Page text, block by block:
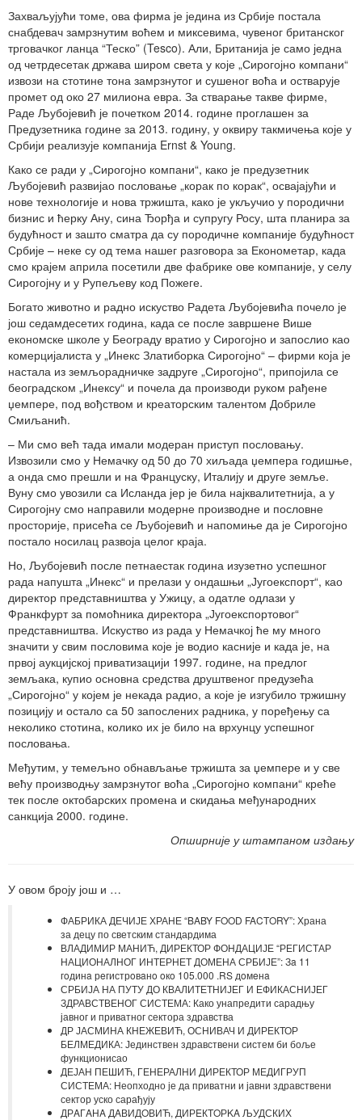
Захваљујући томе, ова фирма је једина из Србије постала
снабдевач замрзнутим воћем и миксевима, чувеног британског
трговачког ланца “Теско” (Tesco). Али, Британија је само једна
од четрдесетак држава широм света у које „Сирогојно компани“
извози на стотине тона замрзнутог и сушеног воћа и остварује
промет од око 27 милиона евра. За стварање такве фирме,
Раде Љубојевић је почетком 2014. године проглашен за
Предузетника године за 2013. годину, у оквиру такмичења које у
Србији реализује компанија Ernst & Young.
Како се ради у „Сирогојно компани“, како је предузетник
Љубојевић развијао пословање „корак по корак“, освајајући и
нове технологије и нова тржишта, како је укључио у породични
бизнис и ћерку Ану, сина Ђорђа и супругу Росу, шта планира за
будућност и зашто сматра да су породичне компаније будућност
Србије – неке су од тема нашег разговора за Економетар, када
смо крајем априла посетили две фабрике ове компаније, у селу
Сирогојну и у Рупељеву код Пожеге.
Богато животно и радно искуство Радета Љубојевића почело је
још седамдесетих година, када се после завршене Више
економске школе у Београду вратио у Сирогојно и запослио као
комерцијалиста у „Инекс Златиборка Сирогојно“ – фирми која је
настала из земљорадничке задруге „Сирогојно“, припојила се
београдском „Инексу“ и почела да производи руком рађене
џемпере, под вођством и креаторским талентом Добриле
Смиљанић.
– Ми смо већ тада имали модеран приступ пословању.
Извозили смо у Немачку од 50 до 70 хиљада џемпера годишње,
а онда смо прешли и на Француску, Италију и друге земље.
Вуну смо увозили са Исланда јер је била најквалитетнија, а у
Сирогојну смо направили модерне производне и пословне
просторије, присећа се Љубојевић и напомиње да је Сирогојно
постало носилац развоја целог краја.
Но, Љубојевић после петнаестак година изузетно успешног
рада напушта „Инекс“ и прелази у ондашњи „Југоекспорт“, као
директор представништва у Ужицу, а одатле одлази у
Франкфурт за помоћника директора „Југоекспортовог“
представништва. Искуство из рада у Немачкој ће му много
значити у свим пословима које је водио касније и када је, на
првој аукцијској приватизацији 1997. године, на предлог
земљака, купио основна средства друштвеног предузећа
„Сирогојно“ у којем је некада радио, а које је изгубило тржишну
позицију и остало са 50 запослених радника, у поређењу са
неколико стотина, колико их је било на врхунцу успешног
пословања.
Међутим, у темељно обнављање тржишта за џемпере и у све
већу производњу замрзнутог воћа „Сирогојно компани“ креће
тек после октобарских промена и скидања међународних
санкција 2000. године.
Опширније у штампаном издању
У овом броју још и …
ФАБРИКА ДЕЧИЈЕ ХРАНЕ “BABY FOOD FACTORY”: Храна
за децу по светским стандардима
ВЛАДИМИР МАНИЋ, ДИРЕКТОР ФОНДАЦИЈЕ “РЕГИСТАР
НАЦИОНАЛНОГ ИНТЕРНЕТ ДОМЕНА СРБИЈЕ”: Зa 11
гoдинa рeгистрoвaнo oкo 105.000 .RS дoмeнa
СРБИЈА НА ПУТУ ДО КВАЛИТЕТНИЈЕГ И ЕФИКАСНИЈЕГ
ЗДРАВСТВЕНОГ СИСТЕМА: Како унапредити сарадњу
јавног и приватног сектора здравства
ДР ЈАСМИНА КНЕЖЕВИЋ, ОСНИВАЧ И ДИРЕКТОР
БЕЛМЕДИКА: Јединствен здравствени систем би боље
функционисао
ДЕЈАН ПЕШИЋ, ГЕНЕРАЛНИ ДИРЕКТОР МЕДИГРУП
СИСТЕМА: Неопходно је да приватни и јавни здравствени
сектор уско сарађују
ДРAГAНA ДAВИДOВИЋ, ДИРEКTOРKA ЉУДСКИХ